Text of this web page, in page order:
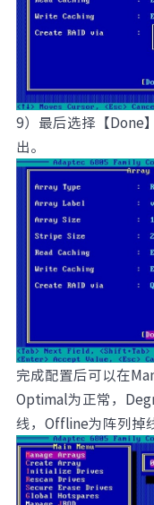
9）最后选择【Done
出。
完成配置后可以在
Optimal为正常，
线，Offline为阵列掉